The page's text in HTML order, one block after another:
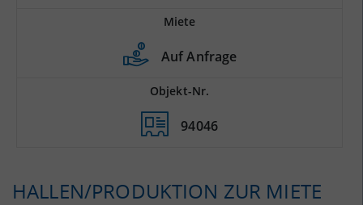
Miete
Auf Anfrage
Objekt-Nr.
94046
HALLEN/PRODUKTION ZUR MIETE